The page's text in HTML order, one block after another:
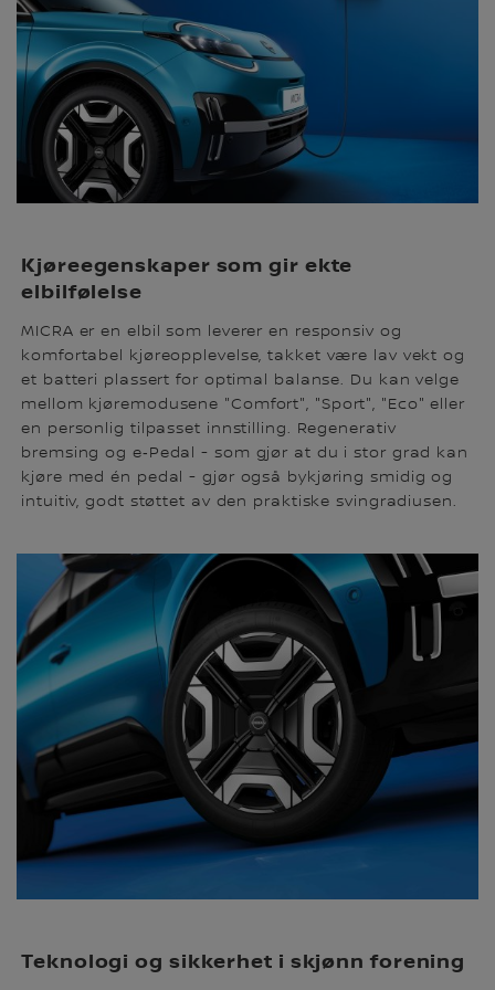
Kjøreegenskaper som gir ekte
elbilfølelse
MICRA er en elbil som leverer en responsiv og
komfortabel kjøreopplevelse, takket være lav vekt og
et batteri plassert for optimal balanse. Du kan velge
mellom kjøremodusene "Comfort", "Sport", "Eco" eller
en personlig tilpasset innstilling. Regenerativ
bremsing og e‑Pedal - som gjør at du i stor grad kan
kjøre med én pedal - gjør også bykjøring smidig og
intuitiv, godt støttet av den praktiske svingradiusen.
Teknologi og sikkerhet i skjønn forening